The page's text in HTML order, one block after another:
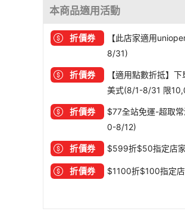
本商品適用活動
折價券
【此店家適用
8/31)
折價券
【適用點數折抵】
美式(8/1-8/31 限
折價券
$77全站免運-超取
0-8/12)
折價券 $599折$50指定店
折價券 $1100折$100指定